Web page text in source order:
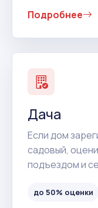
Подробнее
Дача
Если дом
садовый,
подъездом и
до 50% оценки